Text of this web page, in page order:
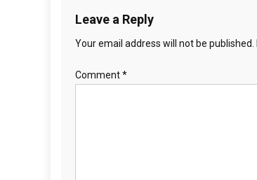
Leave a Reply
Your email address will not be published.
Comment*